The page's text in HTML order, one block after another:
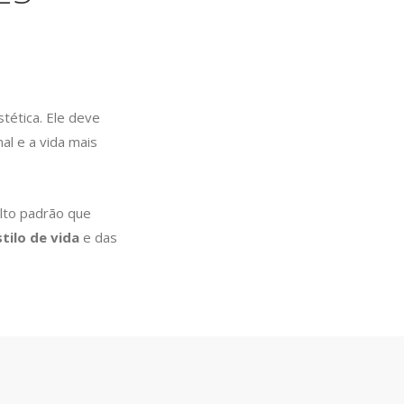
Ele deve
e a vida mais
padrão que
de vidae das